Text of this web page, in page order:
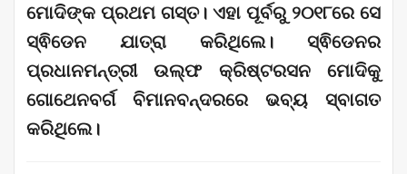
ମୋଦିଙ୍କ ପ୍ରଥମ ଗସ୍ତ। ଏହା ପୂର୍ବରୁ ୨୦୧୮ରେ ସେ
ସ୍ଵିଡେନ ଯାତ୍ରା କରିଥିଲେ। ସ୍ଵିଡେନର
ପ୍ରଧାନମନ୍ତ୍ରୀ ଉଲ୍ଫ କ୍ରିଷ୍ଟରସନ ମୋଦିକୁ
ଗୋଥେନବର୍ଗ ବିମାନବନ୍ଦରରେ ଭବ୍ୟ ସ୍ବାଗତ
କରିଥିଲେ।